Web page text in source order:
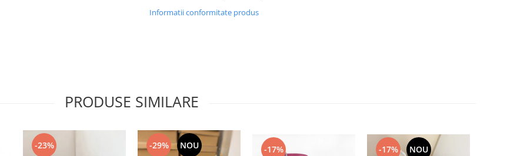
Informatii conformitate produs
PRODUSE SIMILARE
-23% -29% NOU -17% -17% NOU